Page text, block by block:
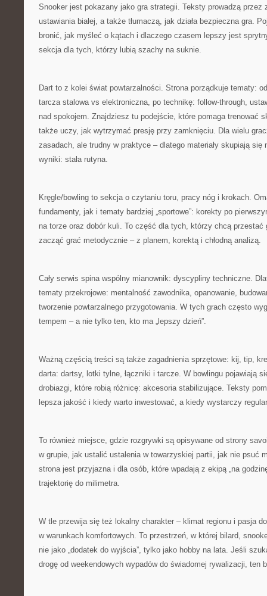
Snooker jest pokazany jako gra strategii. Teksty prowadzą przez
ustawiania białej, a także tłumaczą, jak działa bezpieczna gra.
bronić, jak myśleć o kątach i dlaczego czasem lepszy jest
sekcja dla tych, którzy lubią szachy na suknie.
Dart to z kolei świat powtarzalności. Strona porządkuje tematy:
tarcza stalowa vs elektroniczna, po technikę: follow-through,
nad spokojem. Znajdziesz tu podejście, które pomaga trenować
także uczy, jak wytrzymać presję przy zamknięciu. Dla wielu
zasadach, ale trudny w praktyce – dlatego materiały skupiają się
wyniki: stała rutyna.
Kręgle/bowling to sekcja o czytaniu toru, pracy nóg i krokach.
fundamenty, jak i tematy bardziej „sportowe”: korekty po
na torze oraz dobór kuli. To część dla tych, którzy chcą przestać
zacząć grać metodycznie – z planem, korektą i chłodną analizą.
Cały serwis spina wspólny mianownik: dyscypliny techniczne.
tematy przekrojowe: mentalność zawodnika, opanowanie,
tworzenie powtarzalnego przygotowania. W tych grach często
tempem – a nie tylko ten, kto ma „lepszy dzień”.
Ważną częścią treści są także zagadnienia sprzętowe: kij, tip,
darta: dartsy, lotki tylne, łączniki i tarcze. W bowlingu pojawiają
drobiazgi, które robią różnicę: akcesoria stabilizujące. Teksty
lepsza jakość i kiedy warto inwestować, a kiedy wystarczy
To również miejsce, gdzie rozgrywki są opisywane od strony
w grupie, jak ustalić ustalenia w towarzyskiej partii, jak nie psuć
strona jest przyjazna i dla osób, które wpadają z ekipą „na
trajektorię do milimetra.
W tle przewija się też lokalny charakter – klimat regionu i pasja
w warunkach komfortowych. To przestrzeń, w której bilard,
nie jako „dodatek do wyjścia”, tylko jako hobby na lata. Jeśli
drogę od weekendowych wypadów do świadomej rywalizacji, ten